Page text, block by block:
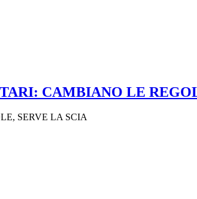
CAMBIANO LE
SERVE LA SCIA